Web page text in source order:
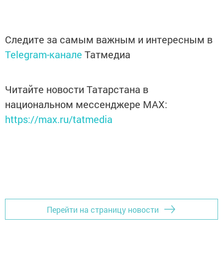
Следите за самым важным и интересным в
Telegram-канале Татмедиа
Читайте новости Татарстана в
национальном мессенджере MАХ:
https://max.ru/tatmedia
Перейти на страницу новости